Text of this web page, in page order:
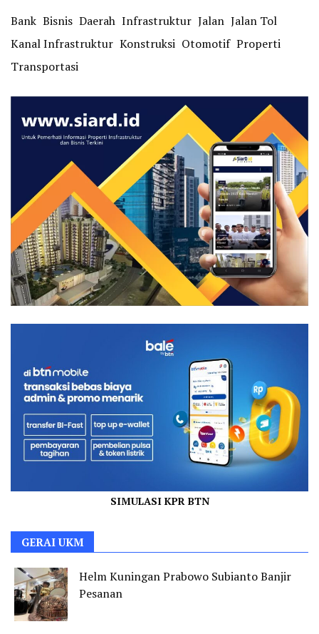
Bank Bisnis Daerah Infrastruktur Jalan Jalan Tol
Kanal Infrastruktur Konstruksi Otomotif Properti
Transportasi
SIMULASI KPR BTN
GERAI UKM
Helm Kuningan Prabowo Subianto Banjir
Pesanan